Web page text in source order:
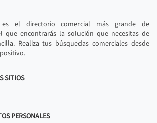
es el directorio comercial más grande de
que encontrarás la solución que necesitas de
Realiza tus búsquedas comerciales desde
SITIOS
PERSONALES